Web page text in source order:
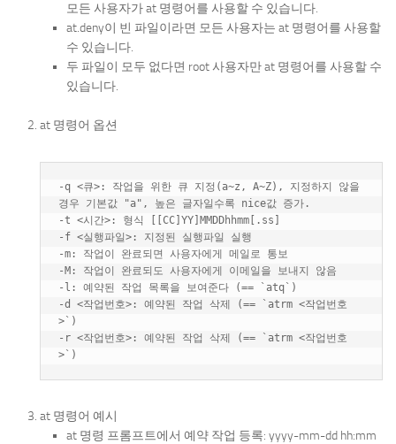
모든 사용자가 at 명령어를 사용할 수 있습니다.
at.deny이 빈 파일이라면 모든 사용자는 at 명령어를 사용할
수 있습니다.
두 파일이 모두 없다면 root 사용자만 at 명령어를 사용할 수
있습니다.
at 명령어 옵션
-q <큐>: 작업을 위한 큐 지정(a~z, A~Z), 지정하지 않을
경우 기본값 "a", 높은 글자일수록 nice값 증가.
-t <시간>: 형식 [[CC]YY]MMDDhhmm[.ss]
-f <실행파일>: 지정된 실행파일 실행
-m: 작업이 완료되면 사용자에게 메일로 통보
-M: 작업이 완료되도 사용자에게 이메일을 보내지 않음
-l: 예약된 작업 목록을 보여준다 (== `atq`)
-d <작업번호>: 예약된 작업 삭제 (== `atrm <작업번호
>`)
-r <작업번호>: 예약된 작업 삭제 (== `atrm <작업번호
at 명령어 예시
at 명령 프롬프트에서 예약 작업 등록: yyyy-mm-dd hh:mm